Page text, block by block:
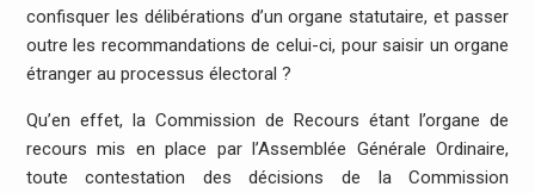
confisquer les délibérations d’un organe statutaire, et passer
outre les recommandations de celui-ci, pour saisir un organe
étranger au processus électoral ?
Qu’en effet, la Commission de Recours étant l’organe de
recours mis en place par l’Assemblée Générale Ordinaire,
toute contestation des décisions de la Commission